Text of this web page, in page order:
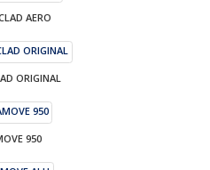
AERO
ORIGINAL
950